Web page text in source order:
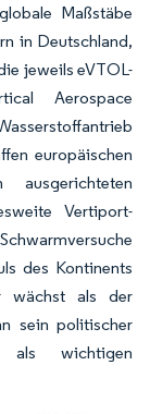
Maßstäbe
in Deutschland,
jeweils eVTOL-
Aerospace
europäischen
Vertiport-
des Kontinents
wächst als der
sein politischer
als wichtigen